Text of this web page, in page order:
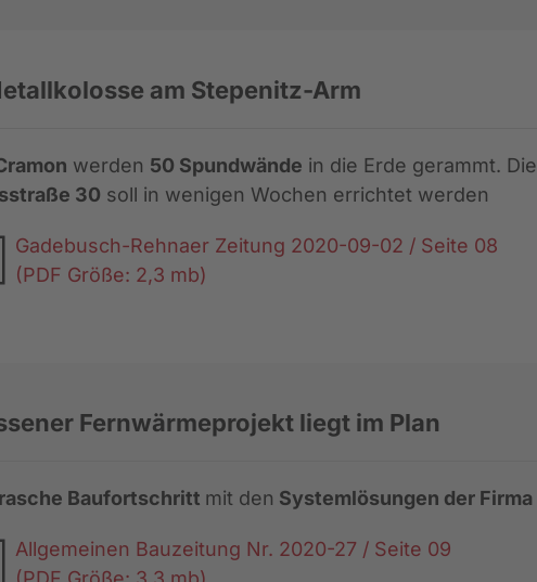
am Stepenitz-Arm
werden 50 Spundwände in die Erde gerammt. Die
30 soll in wenigen Wochen errichtet werden
Gadebusch-Rehnaer Zeitung 2020-09-02 / Seite 08
(PDF Größe: 2,3 mb)
Fernwärmeprojekt liegt im Plan
Baufortschritt mit den Systemlösungen der Firma
Allgemeinen Bauzeitung Nr. 2020-27 / Seite 09